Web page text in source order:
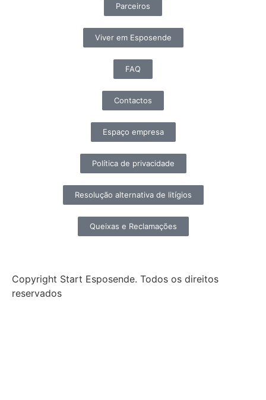
Parceiros
Viver em Esposende
FAQ
Contactos
Espaço empresa
Política de privacidade
Resolução alternativa de litígios
Queixas e Reclamações
Copyright Start Esposende. Todos os direitos
reservados